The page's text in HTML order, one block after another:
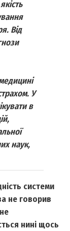
Від
У
в
наук,
системи
не говорив
нині щось